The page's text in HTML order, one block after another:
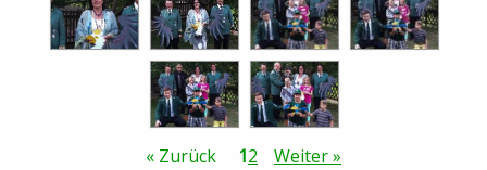
« Zurück 12 Weiter »